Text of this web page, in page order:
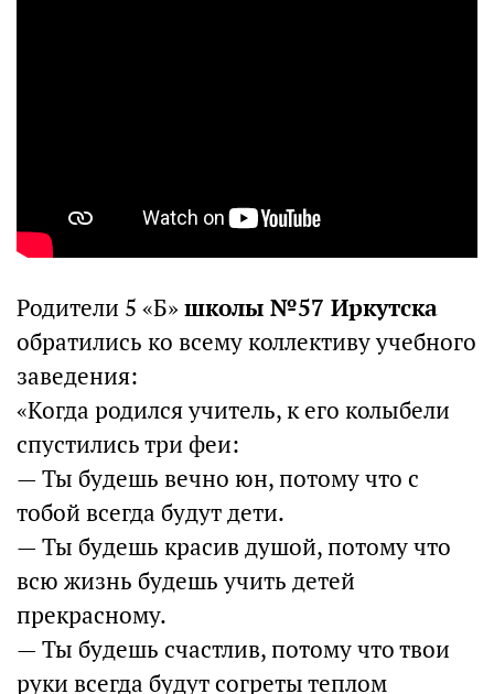
Родители 5 «Б»школы №57 Иркутска
обратились ко всему коллективу учебного
заведения:
«Когда родился учитель, к его колыбели
спустились три феи:
— Ты будешь вечно юн, потому что с
тобой всегда будут дети.
— Ты будешь красив душой, потому что
всю жизнь будешь учить детей
прекрасному.
— Ты будешь счастлив, потому что твои
руки всегда будут согреты теплом